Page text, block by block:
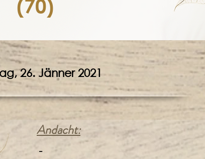
(70)
26. Jänner 2021
Andacht:
-